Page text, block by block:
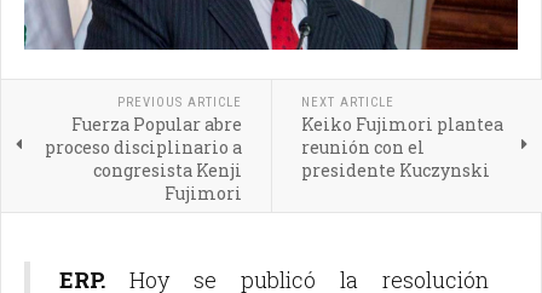
PREVIOUS ARTICLE
Fuerza Popular abre
proceso disciplinario a
congresista Kenji
Fujimori
NEXT ARTICLE
Keiko Fujimori plantea
reunión con el
presidente Kuczynski
ERP. Hoy se publicó la resolución